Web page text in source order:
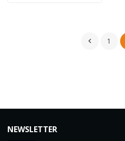
 1
NEWSLETTER